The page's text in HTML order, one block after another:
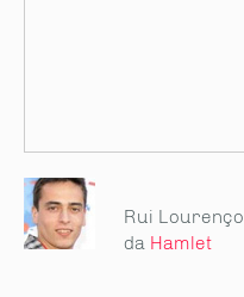
Rui Lourenço
da Hamlet